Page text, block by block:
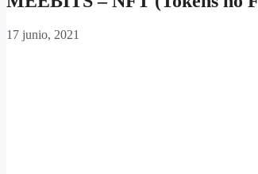
17 junio, 2021